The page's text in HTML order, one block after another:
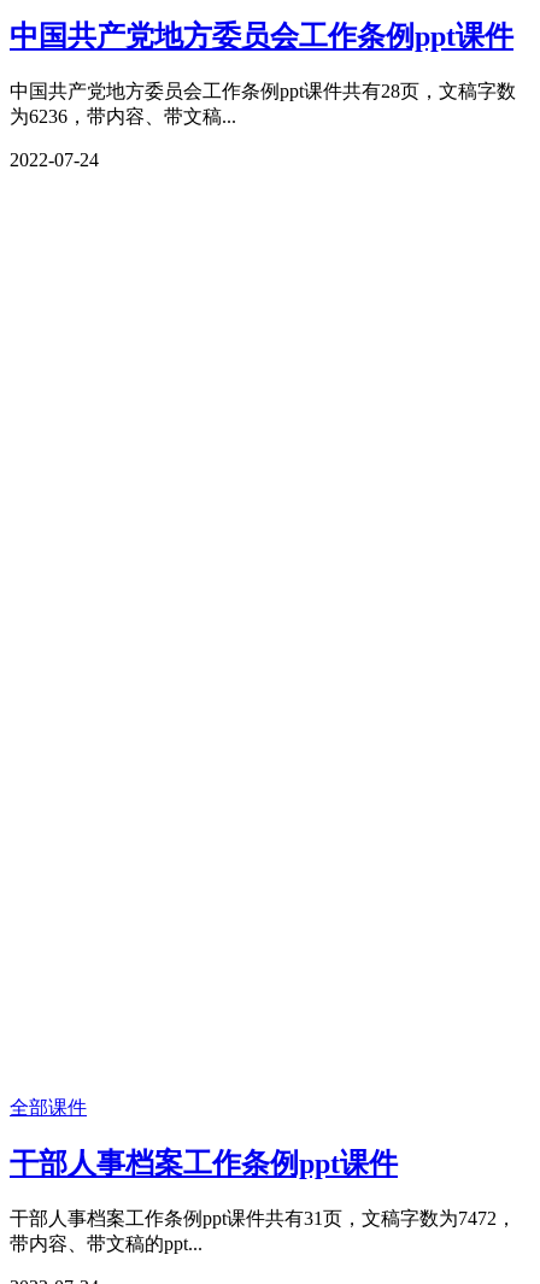
中国共产党地方委员会工作条例ppt课件
中国共产党地方委员会工作条例ppt课件共有28页，文稿字数
为6236，带内容、带文稿...
2022-07-24
全部课件
干部人事档案工作条例ppt课件
干部人事档案工作条例ppt课件共有31页，文稿字数为7472，
带内容、带文稿的ppt...